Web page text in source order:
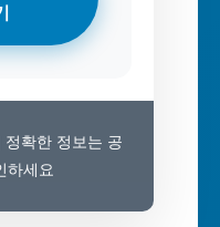
확한 정보는 공
하세요